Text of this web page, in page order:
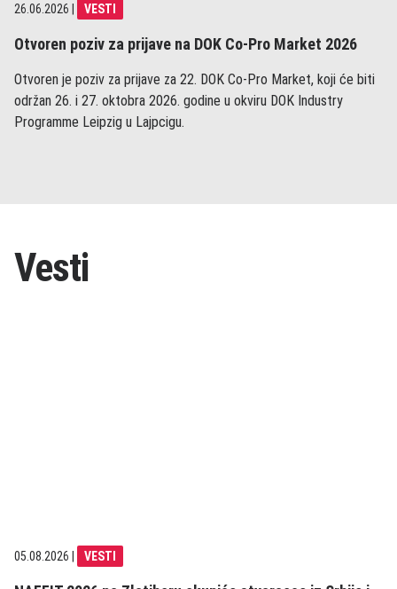
26.06.2026 | VESTI
Otvoren poziv za prijave na DOK Co-Pro Market 2026
Otvoren je poziv za prijave za 22. DOK Co-Pro Market, koji će biti
održan 26. i 27. oktobra 2026. godine u okviru DOK Industry
Programme Leipzig u Lajpcigu.
Vesti
05.08.2026 VESTI